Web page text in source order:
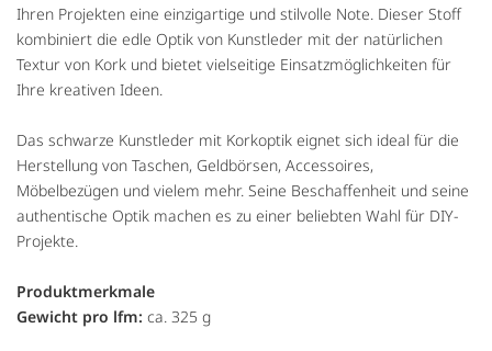
Ihren Projekten eine einzigartige und stilvolle Note. Dieser Stoff
kombiniert die edle Optik von Kunstleder mit der natürlichen
Textur von Kork und bietet vielseitige Einsatzmöglichkeiten für
Ihre kreativen Ideen.
Das schwarze Kunstleder mit Korkoptik eignet sich ideal für die
Herstellung von Taschen, Geldbörsen, Accessoires,
Möbelbezügen und vielem mehr. Seine Beschaffenheit und seine
authentische Optik machen es zu einer beliebten Wahl für DIY-
Projekte.
Produktmerkmale
Gewicht pro lfm: ca. 325 g